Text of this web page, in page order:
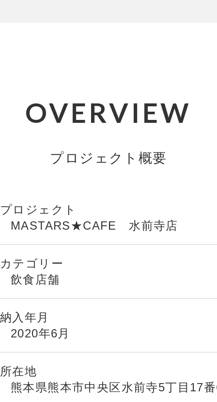
OVERVIEW
プロジェクト概要
プロジェクト
MASTARS★CAFE 水前寺店
カテゴリー
飲食店舗
納入年月
2020年6月
所在地
熊本県熊本市中央区水前寺5丁目17